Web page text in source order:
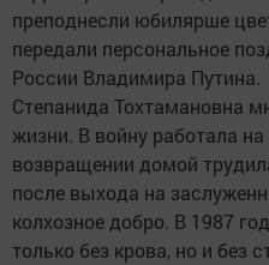
преподнесли юбилярше
передали персональное
России Владимира Путина.
Степанида Тохтамановна
жизни. В войну работала
возвращении домой
после выхода на
колхозное добро. В 1987
только без крова, но и без